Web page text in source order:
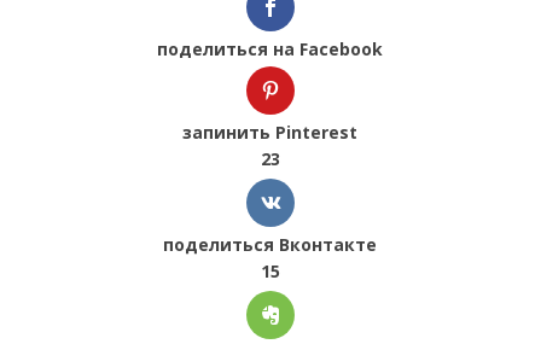
поделиться на Facebook
запинить Pinterest
23
поделиться Вконтакте
15